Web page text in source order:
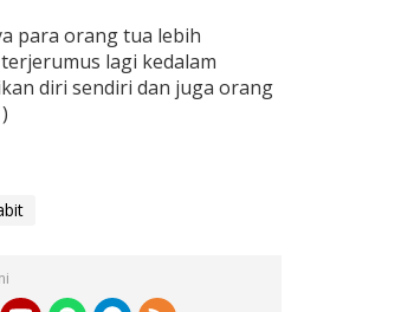
para orang tua lebih
lagi kedalam
diri sendiri dan juga orang